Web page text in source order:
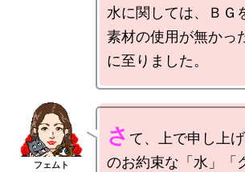
水に関しては、ＢＧ
素材の使用が無かっ
さ て、上で申し上
のお約束な「水」「